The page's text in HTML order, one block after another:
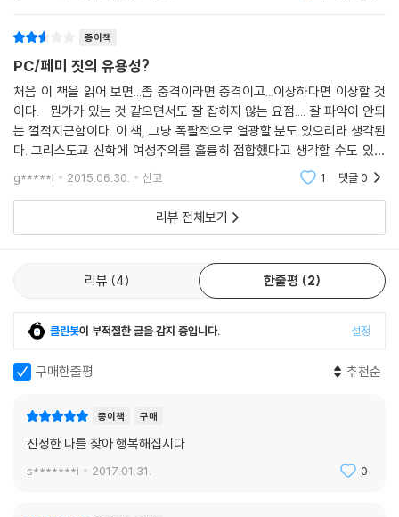
끊임없는 명상에도 불구하고 번뇌는 쉽게 끊어지지 않았다. 현경은 기독교
간다. 그리고 1년간 히말라야 수도원에 자리 잡고 영적 순례를 시작한다.
히말라야에서 만난 상처 입은 사람들, 동안거 중 어머니 같은 스승을 잃은
일. 현경은 그 과정에서 깨달은 바를 ‘미래에서 온 편지’라는 제목으로 조카
리나와 미래 세대 여성에게 전한다. 우리 모두는, 모든 생명을 구하는 ‘살림
이스트Salimist’ 여전사가 되어야만 한다고 역설한다.
“그녀가 내게 말했듯이 이 편지를 리나, 내 여동생의 딸에게 쓰기로 했다.
불같은 성격의 반항아, 물 찬 제비 같은 까만 흑진주, 너무나 예쁜 배꼽을
는 새로운 세상을 꾸려갈 새로운 시대의 딸이다. 리나같이 삶과 사랑과 일
의 의미를 찾아 고민하고 모험하는 이 세상의 많은 딸들에게 이제는 아무
실을 알려주어야 한다. 그리고 그녀들 안에 있는 여신이 그녀들에게 무엇
이 공수하듯 알려주어야 한다.”(267~268쪽)
* 『결국은』을 잇는 “여신 3부작”의 완결편 『미래에서 온 편지: 내 안의 여
신을 발견하는 10가지 방법』도 함께 출간되었다. 2001년에 나온 초판을
였다.
종이책
PC/페미 짓의 유용성?
처음 이 책을 읽어 보면...좀 충격이라면 충격이고...이상하다면 이상할 것
이다. 뭔가가 있는 것 같으면서도 잘 잡히지 않는 요점.... 잘 파악이 안되
는 껄적지근함이다. 이 책, 그냥 폭팔적으로 열광할 분도 있으리라 생각된
다. 그리스도교 신학에 여성주의를 훌륭히 접합했다고 생각할 수도 있을
것이다. 그, 러, 나, 아직도 여성주의에 대해 마냥 동의할 수 없는 면이 있
다.
g*****l 2015.06.30. 신고 1 댓글0
리뷰 전체보기
리뷰 4 한줄평 2
클린봇이 부적절한 글을 감지 중입니다. 설정
구매한줄평 추천순
종이책 구매
진정한 나를 찾아 행복해집시다
s*******i 2017.01.31. 0